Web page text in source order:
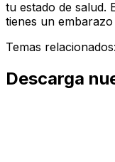
tu estado de salud.
tienes un
Temas relacionados:
Descarga